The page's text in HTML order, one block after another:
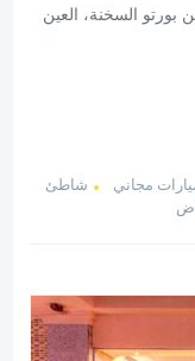
بورتو السخنة، العين
مجاني
شاطئ